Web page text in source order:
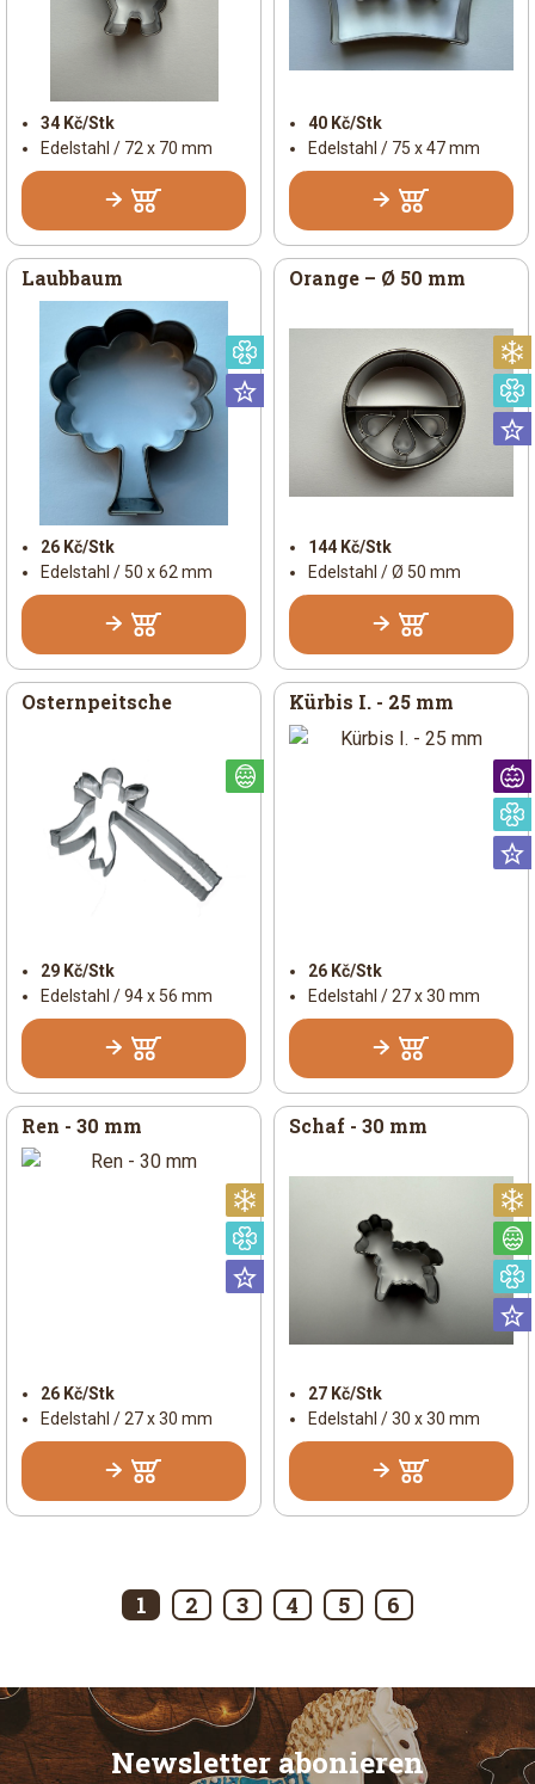
34 Kč/Stk
Edelstahl / 72 x 70 mm
40 Kč/Stk
Edelstahl / 75 x 47 mm
Universal
Laubbaum
26 Kč/Stk
Edelstahl / 50 x 62 mm
Orange – Ø 50 mm
144 Kč/Stk
Edelstahl / Ø 50 mm
Osternpeitsche
29 Kč/Stk
Edelstahl / 94 x 56 mm
Kürbis I. - 25 mm
26 Kč/Stk
Edelstahl / 27 x 30 mm
Ren - 30 mm
26 Kč/Stk
Edelstahl / 27 x 30 mm
Schaf - 30 mm
27 Kč/Stk
Edelstahl / 30 x 30 mm
1 2 3 4 5 6
Newsletter abonieren